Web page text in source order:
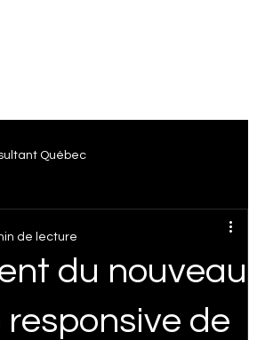
Québec
du nouveau
de
de lecture